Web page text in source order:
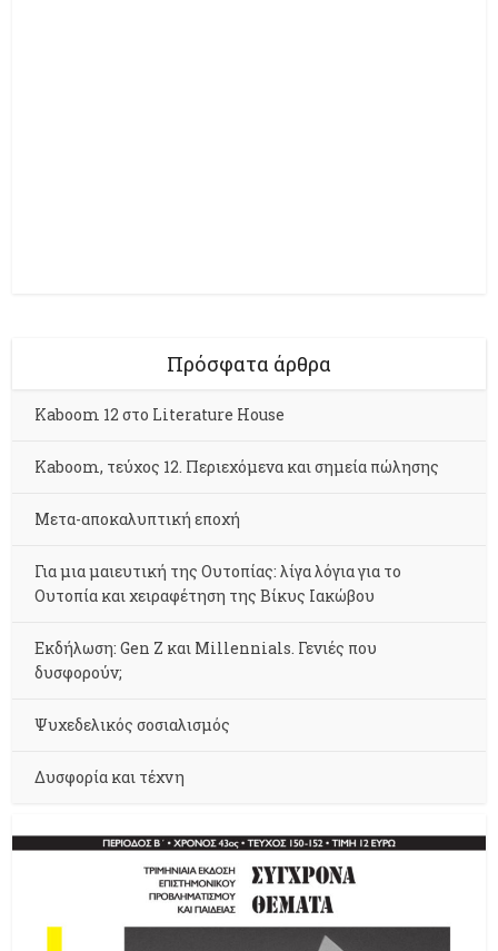
Πρόσφατα άρθρα
Kaboom 12 στο Literature House
Kaboom, τεύχος 12. Περιεχόμενα και σημεία πώλησης
Μετα-αποκαλυπτική εποχή
Για μια μαιευτική της Ουτοπίας: λίγα λόγια για το
Ουτοπία και χειραφέτηση της Βίκυς Ιακώβου
Εκδήλωση: Gen Z και Millennials. Γενιές που
δυσφορούν;
Ψυχεδελικός σοσιαλισμός
Δυσφορία και τέχνη